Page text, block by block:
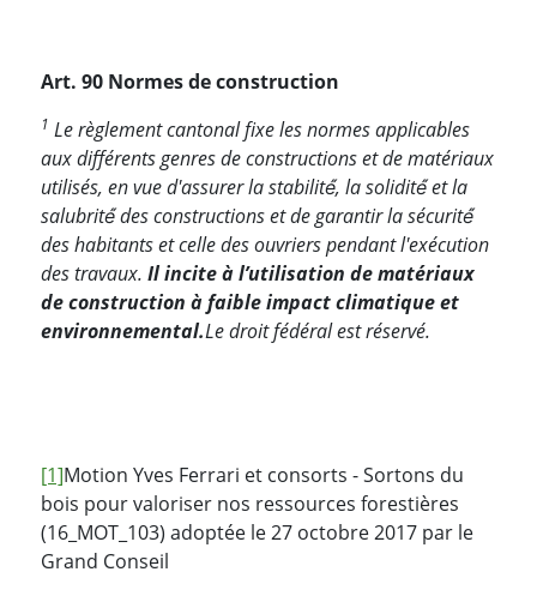
Art. 90 Normes de construction
1 Le règlement cantonal fixe les normes applicables
aux différents genres de constructions et de matériaux
utilisés, en vue d'assurer la stabilité́, la solidité́ et la
salubrité́ des constructions et de garantir la sécurité́
des habitants et celle des ouvriers pendant l'exécution
des travaux. Il incite à l’utilisation de matériaux
de construction à faible impact climatique et
environnemental.Le droit fédéral est réservé.
[1]Motion Yves Ferrari et consorts - Sortons du
bois pour valoriser nos ressources forestières
(16_MOT_103) adoptée le 27 octobre 2017 par le
Grand Conseil